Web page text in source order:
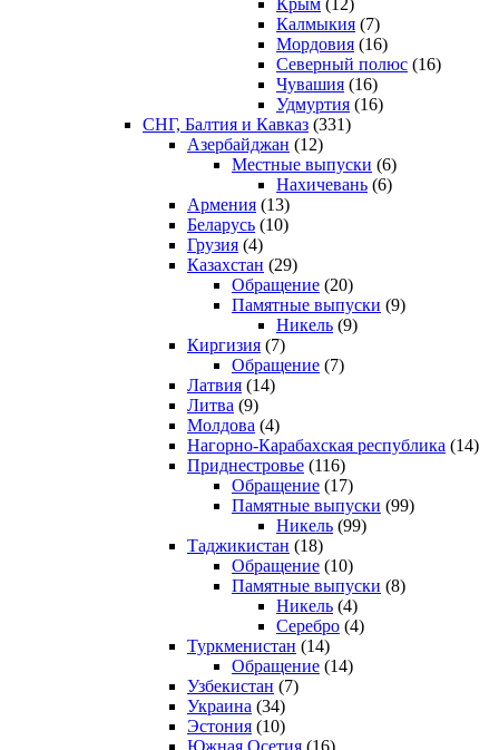
Калмыкия (7)
Мордовия (16)
Северный полюс (16)
Чувашия (16)
Удмуртия (16)
СНГ, Балтия и Кавказ (331)
Азербайджан (12)
Местные выпуски (6)
Нахичевань (6)
Армения (13)
Беларусь (10)
Грузия (4)
Казахстан (29)
Обращение (20)
Памятные выпуски (9)
Никель (9)
Киргизия (7)
Обращение (7)
Латвия (14)
Литва (9)
Молдова (4)
Нагорно-Карабахская республика (14)
Приднестровье (116)
Обращение (17)
Памятные выпуски (99)
Никель (99)
Таджикистан (18)
Обращение (10)
Памятные выпуски (8)
Никель (4)
Серебро (4)
Туркменистан (14)
Обращение (14)
Узбекистан (7)
Украина (34)
Эстония (10)
Южная Осетия (16)